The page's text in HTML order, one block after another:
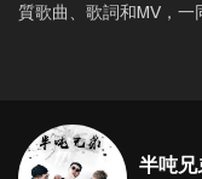
質歌曲、歌詞和MV，一
半吨兄